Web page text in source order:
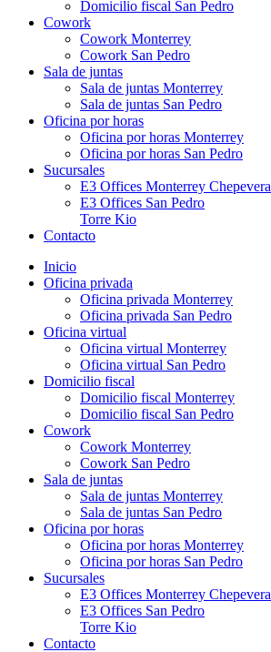
Domicilio fiscal San Pedro
Cowork
Cowork Monterrey
Cowork San Pedro
Sala de juntas
Sala de juntas Monterrey
Sala de juntas San Pedro
Oficina por horas
Oficina por horas Monterrey
Oficina por horas San Pedro
Sucursales
E3 Offices Monterrey Chepevera
E3 Offices San Pedro
Torre Kio
Contacto
Inicio
Oficina privada
Oficina privada Monterrey
Oficina privada San Pedro
Oficina virtual
Oficina virtual Monterrey
Oficina virtual San Pedro
Domicilio fiscal
Domicilio fiscal Monterrey
Domicilio fiscal San Pedro
Cowork
Cowork Monterrey
Cowork San Pedro
Sala de juntas
Sala de juntas Monterrey
Sala de juntas San Pedro
Oficina por horas
Oficina por horas Monterrey
Oficina por horas San Pedro
Sucursales
E3 Offices Monterrey Chepevera
E3 Offices San Pedro
Torre Kio
Contacto